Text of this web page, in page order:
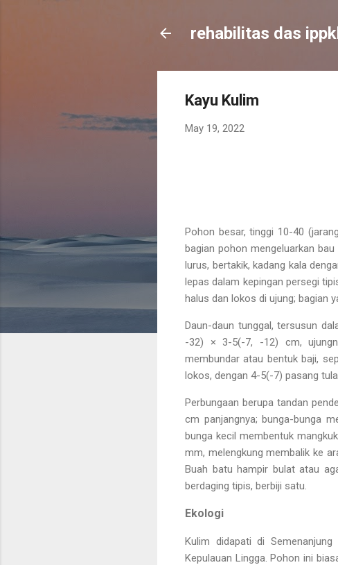
rehabilitas das
Kayu Kulim
May 19, 2022
Pohon besar, tinggi 10-40
bagian pohon mengeluarkan
lurus, bertakik, kadang kala
lepas dalam kepingan persegi
halus dan lokos di ujung; bagian
Daun-daun tunggal, tersusun
-32) × 3-5(-7, -12) cm,
membundar atau bentuk baji,
lokos, dengan 4-5(-7) pasang
Perbungaan berupa tandan
cm panjangnya; bunga-bunga
bunga kecil membentuk
mm, melengkung membalik ke
Buah batu hampir bulat atau
berdaging tipis, berbiji satu.
Ekologi
Kulim didapati di
Kepulauan Lingga. Pohon ini